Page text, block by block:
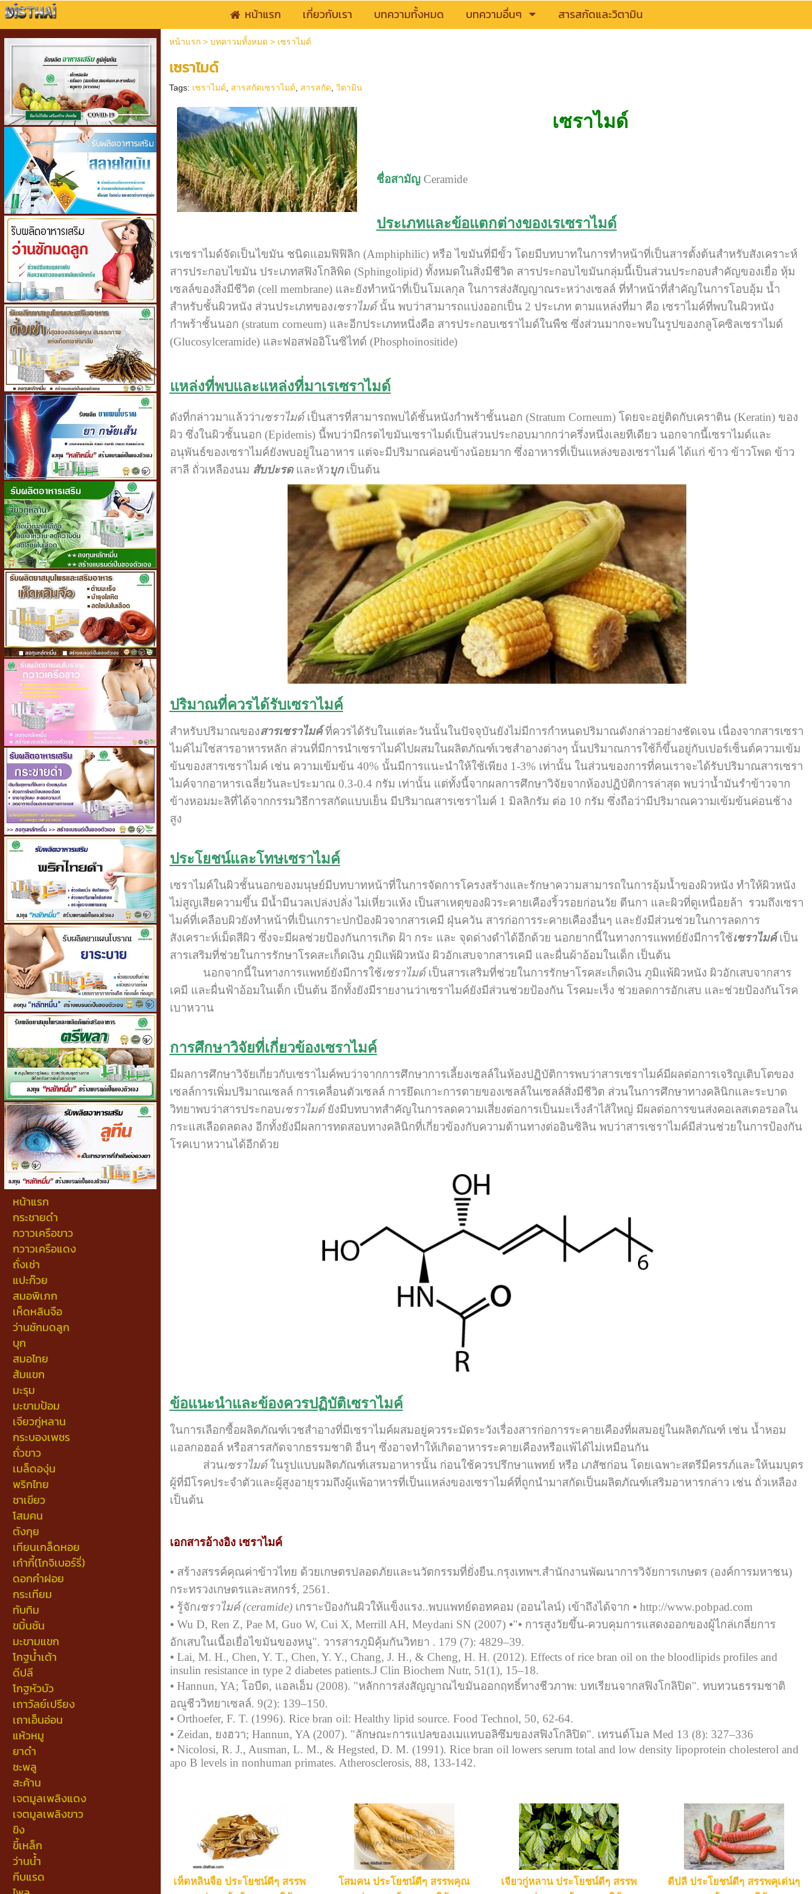
หน้าแรก เกี่ยวกับเรา บทความทั้งหมด บทความอื่นๆ สารสกัดและวิตามิน
หน้าแรก
กระชายดำ
กวาวเครือขาว
กวาวเครือแดง
ถั่งเช่า
แปะก๊วย
สมอพิเภก
เห็ดหลินจือ
ว่านชักมดลูก
บุก
สมอไทย
ส้มแขก
มะรุม
มะขามป้อม
เจียวกู่หลาน
กระบองเพชร
ถั่วขาว
เมล็ดองุ่น
พริกไทย
ชาเขียว
โสมคน
ตังกุย
เทียนเกล็ดหอย
เก๋ากี้(โกจิเบอร์รี่)
ดอกคำฝอย
กระเทียม
ทับทิม
ขมิ้นชัน
มะขามแขก
โกฐน้ำเต้า
ดีปลี
โกฐหัวบัว
เถาวัลย์เปรียง
เถาเอ็นอ่อน
แห้วหมู
ยาดำ
ชะพลู
สะค้าน
เจตมูลเพลิงแดง
เจตมูลเพลิงขาว
ขิง
ขี้เหล็ก
ว่านน้ำ
กีบแรด
หน้าแรก> บทคาวมทั้งหมด > เซราไมด์
เซราไมด์
Tags: เซราไมด์ สารสกัดเซราไมด์ สารสกัด ,วิตามิน
เซราไมด์
ชื่อสามัญCeramide
ประเภทและข้อแตกต่างของเรเซราไมด์
เรเซราไมด์จัดเป็นไขมัน ชนิดแอมฟิฟิลิก (Amphiphilic) หรือ ไขมันที่มีขั้ว โดยมีบทบาทในการทำหน้าที่เป็นสารตั้งต้นสำหรับสังเคราะห์
สารประกอบไขมัน ประเภทสฟิงโกลิพิด (Sphingolipid) ทั้งหมดในสิ่งมีชีวิต สารประกอบไขมันกลุ่มนี้เป็นส่วนประกอบสำคัญของเยื่อ หุ้ม
เซลล์ของสิ่งมีชีวิต (cell membrane) และยังทำหน้าที่เป็นโมเลกุล ในการส่งสัญญาณระหว่างเซลล์ ที่ทำหน้าที่สำคัญในการโอบอุ้ม น้ำ
สำหรับชั้นผิวหนัง ส่วนประเภทของเซราไมด์ นั้น พบว่าสามารถแบ่งออกเป็น 2 ประเภท ตามแหล่งที่มา คือ เซราไมค์ที่พบในผิวหนัง
กำพร้าชั้นนอก (stratum corneum) และอีกประเภทหนึ่งคือ สารประกอบเซราไมด์ในพืช ซึ่งส่วนมากจะพบในรูปของกลูโคซิลเซราไมด์
(Glucosylceramide) และฟอสฟออิโนซิไทด์ (Phosphoinositide)
แหล่งที่พบและแหล่งที่มาเรเซราไมด์
ดังที่กล่าวมาแล้วว่าเซราไมด์ เป็นสารที่สามารถพบได้ชั้นหนังกำพร้าชั้นนอก (Stratum Corneum) โดยจะอยู่ติดกับเคราติน (Keratin) ของ
ผิว ซึ่งในผิวชั้นนอก (Epidemis) นี้พบว่ามีกรดไขมันเซราไมด์เป็นส่วนประกอบมากกว่าครึ่งหนึ่งเลยทีเดียว นอกจากนี้เซราไมด์และ
อนุพันธ์ของเซราไมค์ยังพบอยู่ในอาหาร แต่จะมีปริมาณค่อนข้างน้อยมาก ซึ่งอาหารที่เป็นแหล่งของเซราไมค์ ได้แก่ ข้าว ข้าวโพด ข้าว
สาลี ถั่วเหลืองนม สับปะรดและหัวบุกเป็นต้น
ปริมาณที่ควรได้รับเซราไมค์
สำหรับปริมาณของสารเซราไมค์ ที่ควรได้รับในแต่ละวันนั้นในปัจจุบันยังไม่มีการกำหนดปริมาณดังกล่าวอย่างชัดเจน เนื่องจากสารเซรา
ไมค์ไม่ใช่สารอาหารหลัก ส่วนที่มีการนำเซราไมค์ไปผสมในผลิตภัณฑ์เวชสำอางต่างๆ นั้นปริมาณการใช้ก็ขึ้นอยู่กับเปอร์เซ็นต์ความเข้ม
ข้นของสารเซราไมค์ เช่น ความเข้มข้น 40% นั้นมีการแนะนำให้ใช้เพียง 1-3% เท่านั้น ในส่วนของการที่คนเราจะได้รับปริมาณสารเซรา
ไมค์จากอาหารเฉลี่ยวันละประมาณ 0.3-0.4 กรัม เท่านั้น แต่ทั้งนี้จากผลการศึกษาวิจัยจากห้องปฏิบัติการล่าสุด พบว่าน้ำมันรำข้าวจาก
ข้างหอมมะลิที่ได้จากกรรมวิธีการสกัดแบบเย็น มีปริมาณสารเซราไมค์ 1 มิลลิกรัม ต่อ 10 กรัม ซึ่งถือว่ามีปริมาณความเข้มข้นค่อนช้าง
สูง
ประโยชน์และโทษเซราไมค์
เซราไมค์ในผิวชั้นนอกของมนุษย์มีบทบาทหน้าที่ในการจัดการโครงสร้างและรักษาความสามารถในการอุ้มน้ำของผิวหนัง ทำให้ผิวหนัง
ไม่สูญเสียความขึ้น มีน้ำมีนวลเปล่งปลั่ง ไม่เหี่ยวแห้ง เป็นสาเหตุของผิวระคายเคืองริ้วรอยก่อนวัย ตีนกา และผิวที่ดูเหนื่อยล้า รวมถึงเซรา
ไมค์ที่เคลือบผิวยังทำหน้าที่เป็นเกราะปกป้องผิวจากสารเคมี ฝุ่นควัน สารก่อการระคายเคืองอื่นๆ และยังมีส่วนช่วยในการลดการ
สังเคราะห์เม็ดสีผิว ซึ่งจะมีผลช่วยป้องกันการเกิด ฝ้า กระ และ จุดด่างดำได้อีกด้วย นอกยากนี้ในทางการแพทย์ยังมีการใช้เซราไมค์ เป็น
สารเสริมที่ช่วยในการรักษาโรคสะเก็ดเงิน ภูมิแพ้ผิวหนัง ผิวอักเสบจากสารเคมี และผื่นผ้าอ้อมในเด็ก เป็นต้น
นอกจากนี้ในทางการแพทย์ยังมีการใช้เซราไมด์ เป็นสารเสริมที่ช่วยในการรักษาโรคสะเก็ดเงิน ภูมิแพ้ผิวหนัง ผิวอักเสบจากสาร
เคมี และผื่นฟ้าอ้อมในเด็ก เป็นต้น อีกทั้งยังมีรายงานว่าเซราไมค์ยังมีส่วนช่วยป้องกัน โรคมะเร็ง ช่วยลดการอักเสบ และช่วยป้องกันโรค
เบาหวาน
การศึกษาวิจัยที่เกี่ยวข้องเซราไมค์
มีผลการศึกษาวิจัยเกี่ยวกับเซราไมค์พบว่าจากการศึกษาการเลี้ยงเซลล์ในห้องปฏิบัติการพบว่าสารเซราไมค์มีผลต่อการเจริญเติบโตของ
เซลล์การเพิ่มปริมาณเซลล์ การเคลื่อนตัวเซลล์ การยึดเกาะการตายของเซลล์ในเซลล์สิ่งมีชีวิต ส่วนในการศึกษาทางคลินิกและระบาด
วิทยาพบว่าสารประกอบเซราไมด์ ยังมีบทบาทสำคัญในการลดความเสี่ยงต่อการเป็นมะเร็งลำไส้ใหญ่ มีผลต่อการขนส่งคอเลสเตอรอลใน
กระแสเลือดลดลง อีกทั้งยังมีผลการทดสอบทางคลินิกที่เกี่ยวข้องกับความต้านทางต่ออินซิลิน พบว่าสารเซราไมค์มีส่วนช่วยในการป้องกัน
โรคเบาหวานได้อีกด้วย
ข้อแนะนำและข้องควรปฏิบัติเซราไมค์
ในการเลือกซื้อผลิตภัณฑ์เวชสำอางที่มีเซราไมค์ผสมอยู่ควรระมัดระวังเรื่องสารก่อการระคายเคืองที่ผสมอยู่ในผลิตภัณฑ์ เช่น น้ำหอม
แอลกอฮอล์ หรือสารสกัดจากธรรมชาติ อื่นๆ ซึ่งอาจทำให้เกิดอาหารระคายเคืองหรือแพ้ได้ไม่เหมือนกัน
ส่วนเซราไมด์ในรูปแบบผลิตภัณฑ์เสรมอาหารนั้น ก่อนใช้ควรปรึกษาแพทย์ หรือ เภสัชก่อน โดยเฉพาะสตรีมีครรภ์และให้นมบุตร
ผู้ที่มีโรคประจำตัวและผู้สูงอายุรวมถึงผู้แพ้อาหารที่เป็นแหล่งของเซราไมค์ที่ถูกนำมาสกัดเป็นผลิตภัณฑ์เสริมอาหารกล่าว เช่น ถั่วเหลือง
เป็นต้น
เอกสารอ้างอิง เซราไมค์
⦁ สร้างสรรค์คุณค่าข้าวไทย ด้วยเกษตรปลอดภัยและนวัตกรรมที่ยั่งยืน.กรุงเทพฯ.สำนักงานพัฒนาการวิจัยการเกษตร (องค์การมหาชน)
กระทรวงเกษตรและสหกรร์, 2561.
⦁ รู้จักเซราไมค์ (ceramide)เกราะป้องกันผิวให้แข็งแรง..พบแพทย์ดอทคอม (ออนไลน์) เข้าถึงได้จาก ⦁ http://www.pobpad.com
⦁ Wu D, Ren Z, Pae M, Guo W, Cui X, Merrill AH, Meydani SN (2007) ⦁"⦁ การสูงวัยขึ้น-ควบคุมการแสดงออกของผู้ไกล่เกลี่ยการ
อักเสบในเนื้อเยื่อไขมันของหนู". วารสารภูมิคุ้มกันวิทยา . 179 (7): 4829–39.
⦁ Lai, M. H., Chen, Y. T., Chen, Y. Y., Chang, J. H., & Cheng, H. H. (2012). Effects of rice bran oil on the bloodlipids profiles and
insulin resistance in type 2 diabetes patients.J Clin Biochem Nutr, 51(1), 15–18.
⦁ Hannun, YA; โอบีด, แอลเอ็ม (2008). "หลักการส่งสัญญาณไขมันออกฤทธิ์ทางชีวภาพ: บทเรียนจากสฟิงโกลิปิด". ทบทวนธรรมชาติ
อณูชีววิทยาเซลล์. 9(2): 139–150.
⦁ Orthoefer, F. T. (1996). Rice bran oil: Healthy lipid source. Food Technol, 50, 62-64.
⦁ Zeidan, ยงฮวา; Hannun, YA (2007). "ลักษณะการแปลของเมแทบอลิซึมของสฟิงโกลิปิด". เทรนด์โมล Med 13 (8): 327–336
⦁ Nicolosi, R. J., Ausman, L. M., & Hegsted, D. M. (1991). Rice bran oil lowers serum total and low density lipoprotein cholesterol and
apo B levels in nonhuman primates. Atherosclerosis, 88, 133-142.
เห็ดหลินจือ ประโยชน์ดีๆ สรรพ
โสมคน ประโยชน์ดีๆ สรรพคุณ
เจียวกู่หลาน ประโยชน์ดีๆ สรรพ
ดีปลี ประโยชน์ดีๆ สรรพคุเด่นๆ